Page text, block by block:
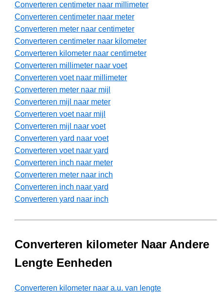
Converteren centimeter naar millimeter
Converteren centimeter naar meter
Converteren meter naar centimeter
Converteren centimeter naar kilometer
Converteren kilometer naar centimeter
Converteren millimeter naar voet
Converteren voet naar millimeter
Converteren meter naar mijl
Converteren mijl naar meter
Converteren voet naar mijl
Converteren mijl naar voet
Converteren yard naar voet
Converteren voet naar yard
Converteren inch naar meter
Converteren meter naar inch
Converteren inch naar yard
Converteren yard naar inch
Converteren kilometer Naar Andere
Lengte Eenheden
Converteren kilometer naar a.u. van lengte